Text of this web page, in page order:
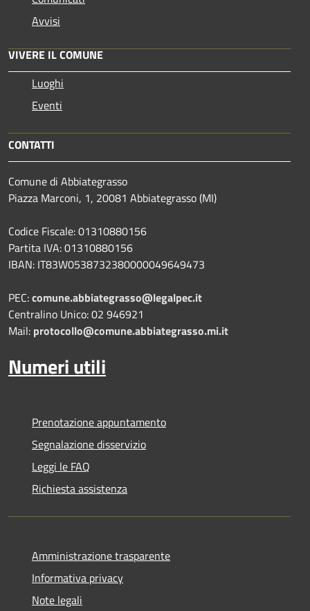
Avvisi
VIVERE IL COMUNE
Luoghi
Eventi
CONTATTI
Comune di Abbiategrasso
Piazza Marconi, 1, 20081 Abbiategrasso (MI)
Codice Fiscale: 01310880156
Partita IVA: 01310880156
IBAN: IT83W0538732380000049649473
PEC:comune.abbiategrasso@legalpec.it
Centralino Unico: 02 946921
Mail: protocollo@comune.abbiategrasso.mi.it
Numeri utili
Prenotazione appuntamento
Segnalazione disservizio
Leggi le FAQ
Richiesta assistenza
Amministrazione trasparente
Informativa privacy
Note legali